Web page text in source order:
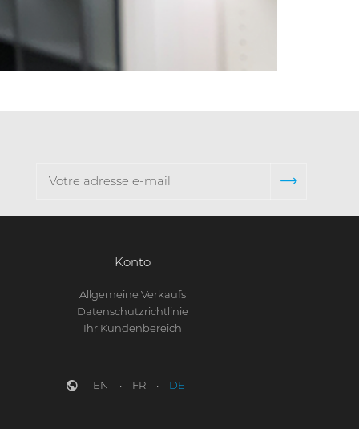
Konto
Allgemeine Verkaufs
Datenschutzrichtlinie
Ihr Kundenbereich
EN FR DE